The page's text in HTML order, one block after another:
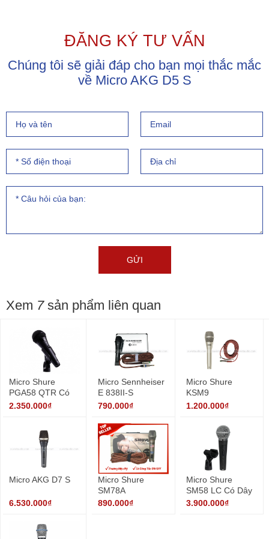
ĐĂNG KÝ TƯ VẤN
Chúng tôi sẽ giải đáp cho bạn mọi thắc mắc
về Micro AKG D5 S
Xem 7sản phẩm liên quan
Micro Shure
PGA58 QTR Có
Dây đi Kèm
2.350.000₫
Micro Sennheiser
E 838II-S
790.000₫
Micro Shure
KSM9
1.200.000₫
Micro AKG D7 S
6.530.000₫
Micro Shure
SM78A
890.000₫
Micro Shure
SM58 LC Có Dây
3.900.000₫